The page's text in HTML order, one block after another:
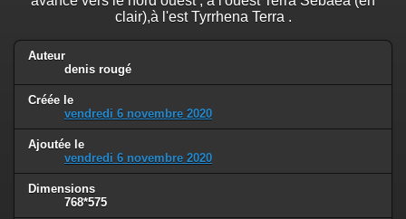
clair),à l'est Tyrrhena Terra .
Auteur
denis rougé
Créée le
vendredi 6 novembre 2020
Ajoutée le
vendredi 6 novembre 2020
Dimensions
768*575